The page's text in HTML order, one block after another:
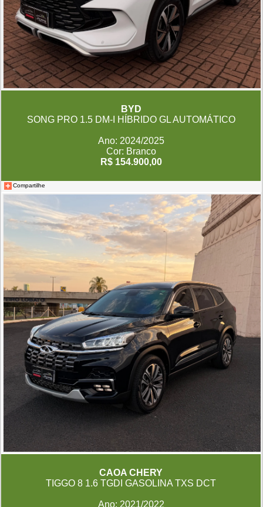
BYD
SONG PRO 1.5 DM-I HÍBRIDO GL AUTOMÁTICO
Ano: 2024/2025
Cor: Branco
R$ 154.900,00
Compartilhe
CAOA CHERY
TIGGO 8 1.6 TGDI GASOLINA TXS DCT
Ano: 2021/2022